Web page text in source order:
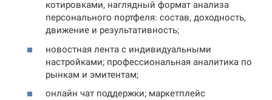
котировками, наглядный формат анализа
персонального портфеля: состав, доходность,
движение и результативность;
новостная лента с индивидуальными
настройками; профессиональная аналитика по
рынкам и эмитентам;
онлайн чат поддержки; маркетплейс